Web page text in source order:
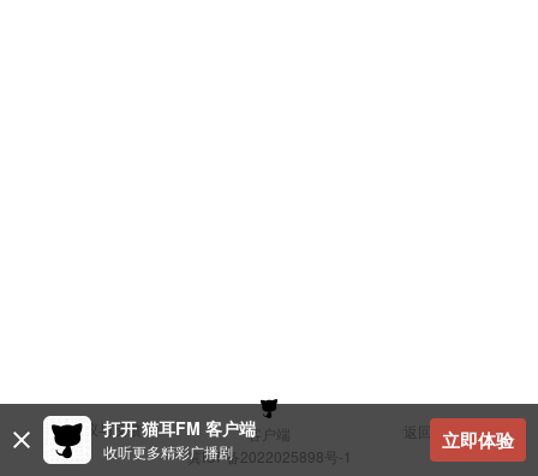
建议与反馈 客户端
返回顶部
冀ICP备2022025898号-1
打开 猫耳FM 客户端
收听更多精彩广播剧 立即体验